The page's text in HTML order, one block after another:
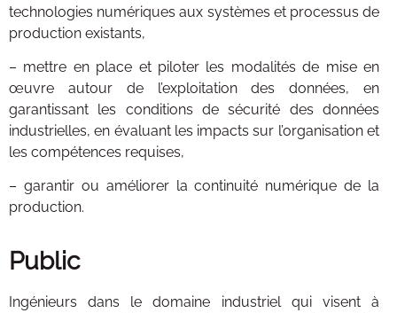
technologies numériques aux systèmes et processus de
production existants,
– mettre en place et piloter les modalités de mise en
œuvre autour de l’exploitation des données, en
garantissant les conditions de sécurité des données
industrielles, en évaluant les impacts sur l’organisation et
les compétences requises,
– garantir ou améliorer la continuité numérique de la
production.
Public
Ingénieurs dans le domaine industriel qui visent à